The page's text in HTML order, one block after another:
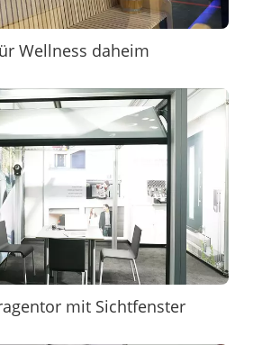
Wellness daheim
mit Sichtfenster